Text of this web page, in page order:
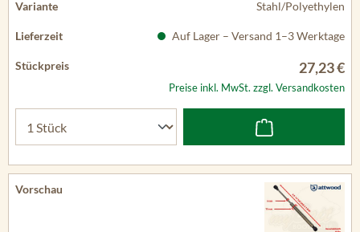
Stahl/Polyethylen
Auf Lager – Versand 1–3 Werktage
27,23 €
Preise inkl. MwSt. zzgl. Versandkosten